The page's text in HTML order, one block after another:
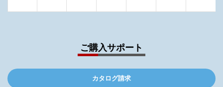
ご購入サポート
カタログ請求